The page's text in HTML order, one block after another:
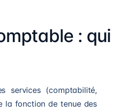
: qui
services (comptabilité,
la fonction de tenue des